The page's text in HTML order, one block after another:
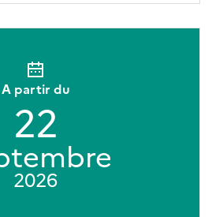
A partir du
22
2026